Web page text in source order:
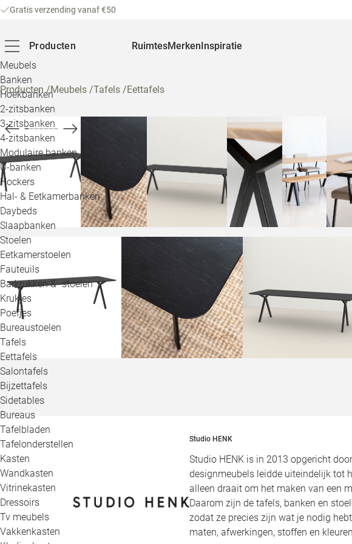
Gratis verzending vanaf €50
Producten
Meubels
Banken
Hoekbanken
2-zitsbanken
3-zitsbanken
4-zitsbanken
Modulaire banken
U-banken
Hockers
Hal- & Eetkamerbanken
Daybeds
Slaapbanken
Stoelen
Eetkamerstoelen
Fauteuils
Barkrukken & -stoelen
Krukjes
Poefjes
Bureaustoelen
Tafels
Eettafels
Salontafels
Bijzettafels
Sidetables
Bureaus
Tafelbladen
Tafelonderstellen
Kasten
Wandkasten
Vitrinekasten
Dressoirs
Tv meubels
Vakkenkasten
RuimtesMerkenInspiratie
Producten/Meubels /Tafels /Eettafels
Studio HENK
Studio HENK is in 2013 opgericht
designmeubels leidde uiteindelijk tot
alleen draait om het maken van een
Daarom zijn de tafels, banken en
zodat ze precies zijn wat je nodig
maten, afwerkingen, stoffen en